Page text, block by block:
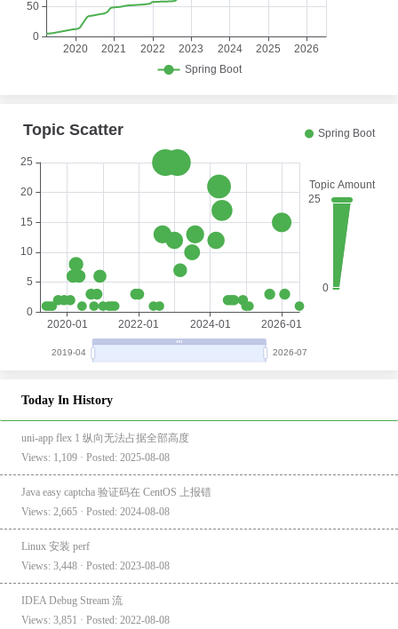
Today In History
uni-app flex 1 纵向无法占据全部高度
Views: 1,109 · Posted: 2025-08-08
Java easy captcha 验证码在 CentOS 上报错
Views: 2,665 · Posted: 2024-08-08
Linux 安装 perf
Views: 3,448 · Posted: 2023-08-08
IDEA Debug Stream 流
Views: 3,851 · Posted: 2022-08-08